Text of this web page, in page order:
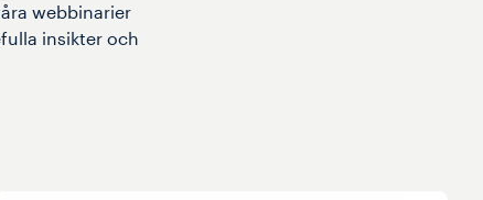
webbinarier
insikter och